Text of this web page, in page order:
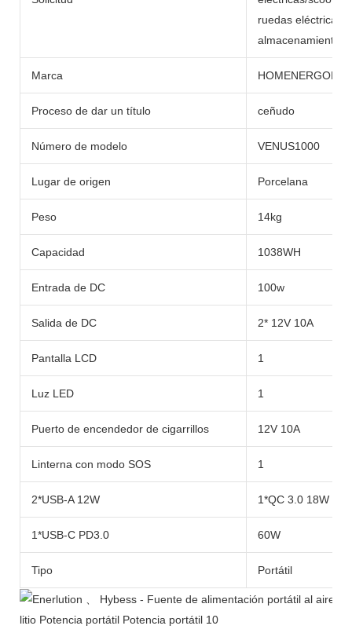
ruedas eléctricas,
almacenamiento
Marca HOMENERGON
Proceso de dar un título ceñudo
Número de modelo VENUS1000
Lugar de origen Porcelana
Peso 14kg
Capacidad 1038WH
Entrada de DC 100w
Salida de DC 2* 12V 10A
Pantalla LCD 1
Luz LED 1
Puerto de encendedor de cigarrillos 12V 10A
Linterna con modo SOS 1
2*USB-A 12W 1*QC 3.0 18W
1*USB-C PD3.0 60W
Tipo Portátil